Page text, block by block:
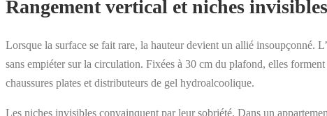
Rangement vertical et niches
Lorsque la surface se fait rare, la hauteur devient un allié insoupçonné. L’
sans empiéter sur la circulation. Fixées à 30 cm du plafond, elles
chaussures plates et distributeurs de gel hydroalcoolique.
Les niches invisibles convainquent par leur sobriété. Dans un